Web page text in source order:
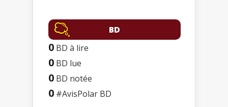
BD
0 BD à lire
0 BD lue
0 BD notée
0 #AvisPolar BD